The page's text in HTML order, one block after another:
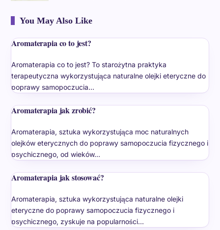
You May Also Like
Aromaterapia co to jest?
Aromaterapia co to jest? To starożytna praktyka
terapeutyczna wykorzystująca naturalne olejki eteryczne do
poprawy samopoczucia…
Aromaterapia jak zrobić?
Aromaterapia, sztuka wykorzystująca moc naturalnych
olejków eterycznych do poprawy samopoczucia fizycznego i
psychicznego, od wieków…
Aromaterapia jak stosować?
Aromaterapia, sztuka wykorzystująca naturalne olejki
eteryczne do poprawy samopoczucia fizycznego i
psychicznego, zyskuje na popularności…